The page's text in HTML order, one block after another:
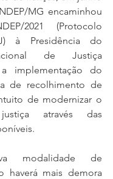
MG encaminhou
2021 (Protocolo
à Presidência do
de Justiça
implementação do
de recolhimento de
de modernizar o
através das
modalidade de
haverá mais demora